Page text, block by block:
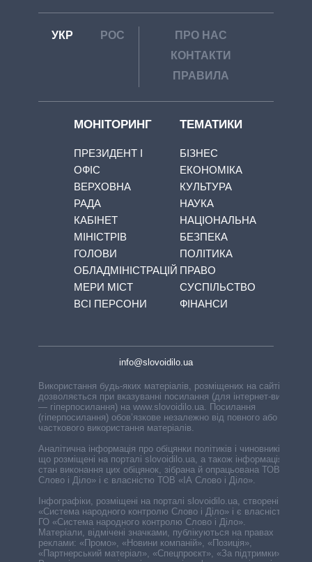
УКР РОС
ПРО НАС
КОНТАКТИ
ПРАВИЛА
МОНІТОРИНГ
ПРЕЗИДЕНТ І
ОФІС
ВЕРХОВНА
РАДА
КАБІНЕТ
МІНІСТРІВ
ГОЛОВИ
ОБЛАДМІНІСТРАЦІЙ
МЕРИ МІСТ
ВСІ ПЕРСОНИ
ТЕМАТИКИ
БІЗНЕС
ЕКОНОМІКА
КУЛЬТУРА
НАУКА
НАЦІОНАЛЬНА
БЕЗПЕКА
ПОЛІТИКА
ПРАВО
СУСПІЛЬСТВО
ФІНАНСИ
info@slovoidilo.ua
Використання будь-яких матеріалів, розміщених на сайті,
дозволяється при вказуванні посилання (для інтернет-видань
— гіперпосилання) на www.slovoidilo.ua. Посилання
(гіперпосилання) обов’язкове незалежно від повного або
часткового використання матеріалів.
Аналітична інформація про обіцянки політиків і чиновників,
що розміщені на порталі slovoidilo.ua, а також інформація про
стан виконання цих обіцянок, зібрана й опрацьована ТОВ «ІА
Слово і Діло» і є власністю ТОВ «ІА Слово і Діло».
Інфографіки, розміщені на порталі slovoidilo.ua, створені ГО
«Система народного контролю Слово і Діло» і є власністю
ГО «Система народного контролю Слово і Діло».
Матеріали, відмічені значками, публікуються на правах
реклами: «Промо», «Новини компаній», «Позиція»,
«Партнерський матеріал», «Спецпроєкт», «За підтримки».